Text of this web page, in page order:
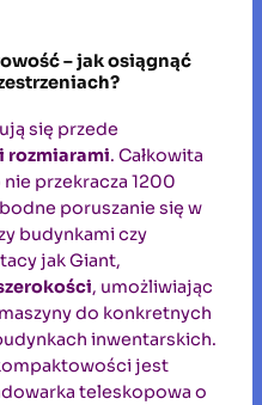
– jak osiągnąć
się przede
rozmiarami. Całkowita
przekracza 1200
poruszanie się w
budynkami czy
jak Giant,
, umożliwiając
do konkretnych
inwentarskich.
jest
teleskopowa o